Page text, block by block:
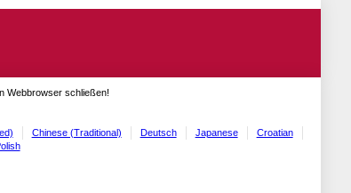
Webbrowser schließen!
Chinese (Traditional) Deutsch Japanese
Croatian